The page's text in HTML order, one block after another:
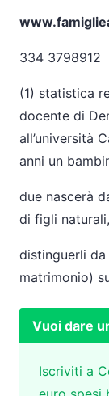
334 3798912
(1) statistica
docente di
all’università
anni un
due nascerà
di figli
distinguerli
matrimonio)
Vuoi dare
Iscriviti a